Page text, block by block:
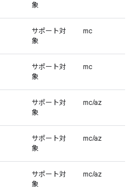
象
サポート対
象
mc
サポート対
象
mc
サポート対
象
mc/az
サポート対
象
mc/az
サポート対
象
mc/az